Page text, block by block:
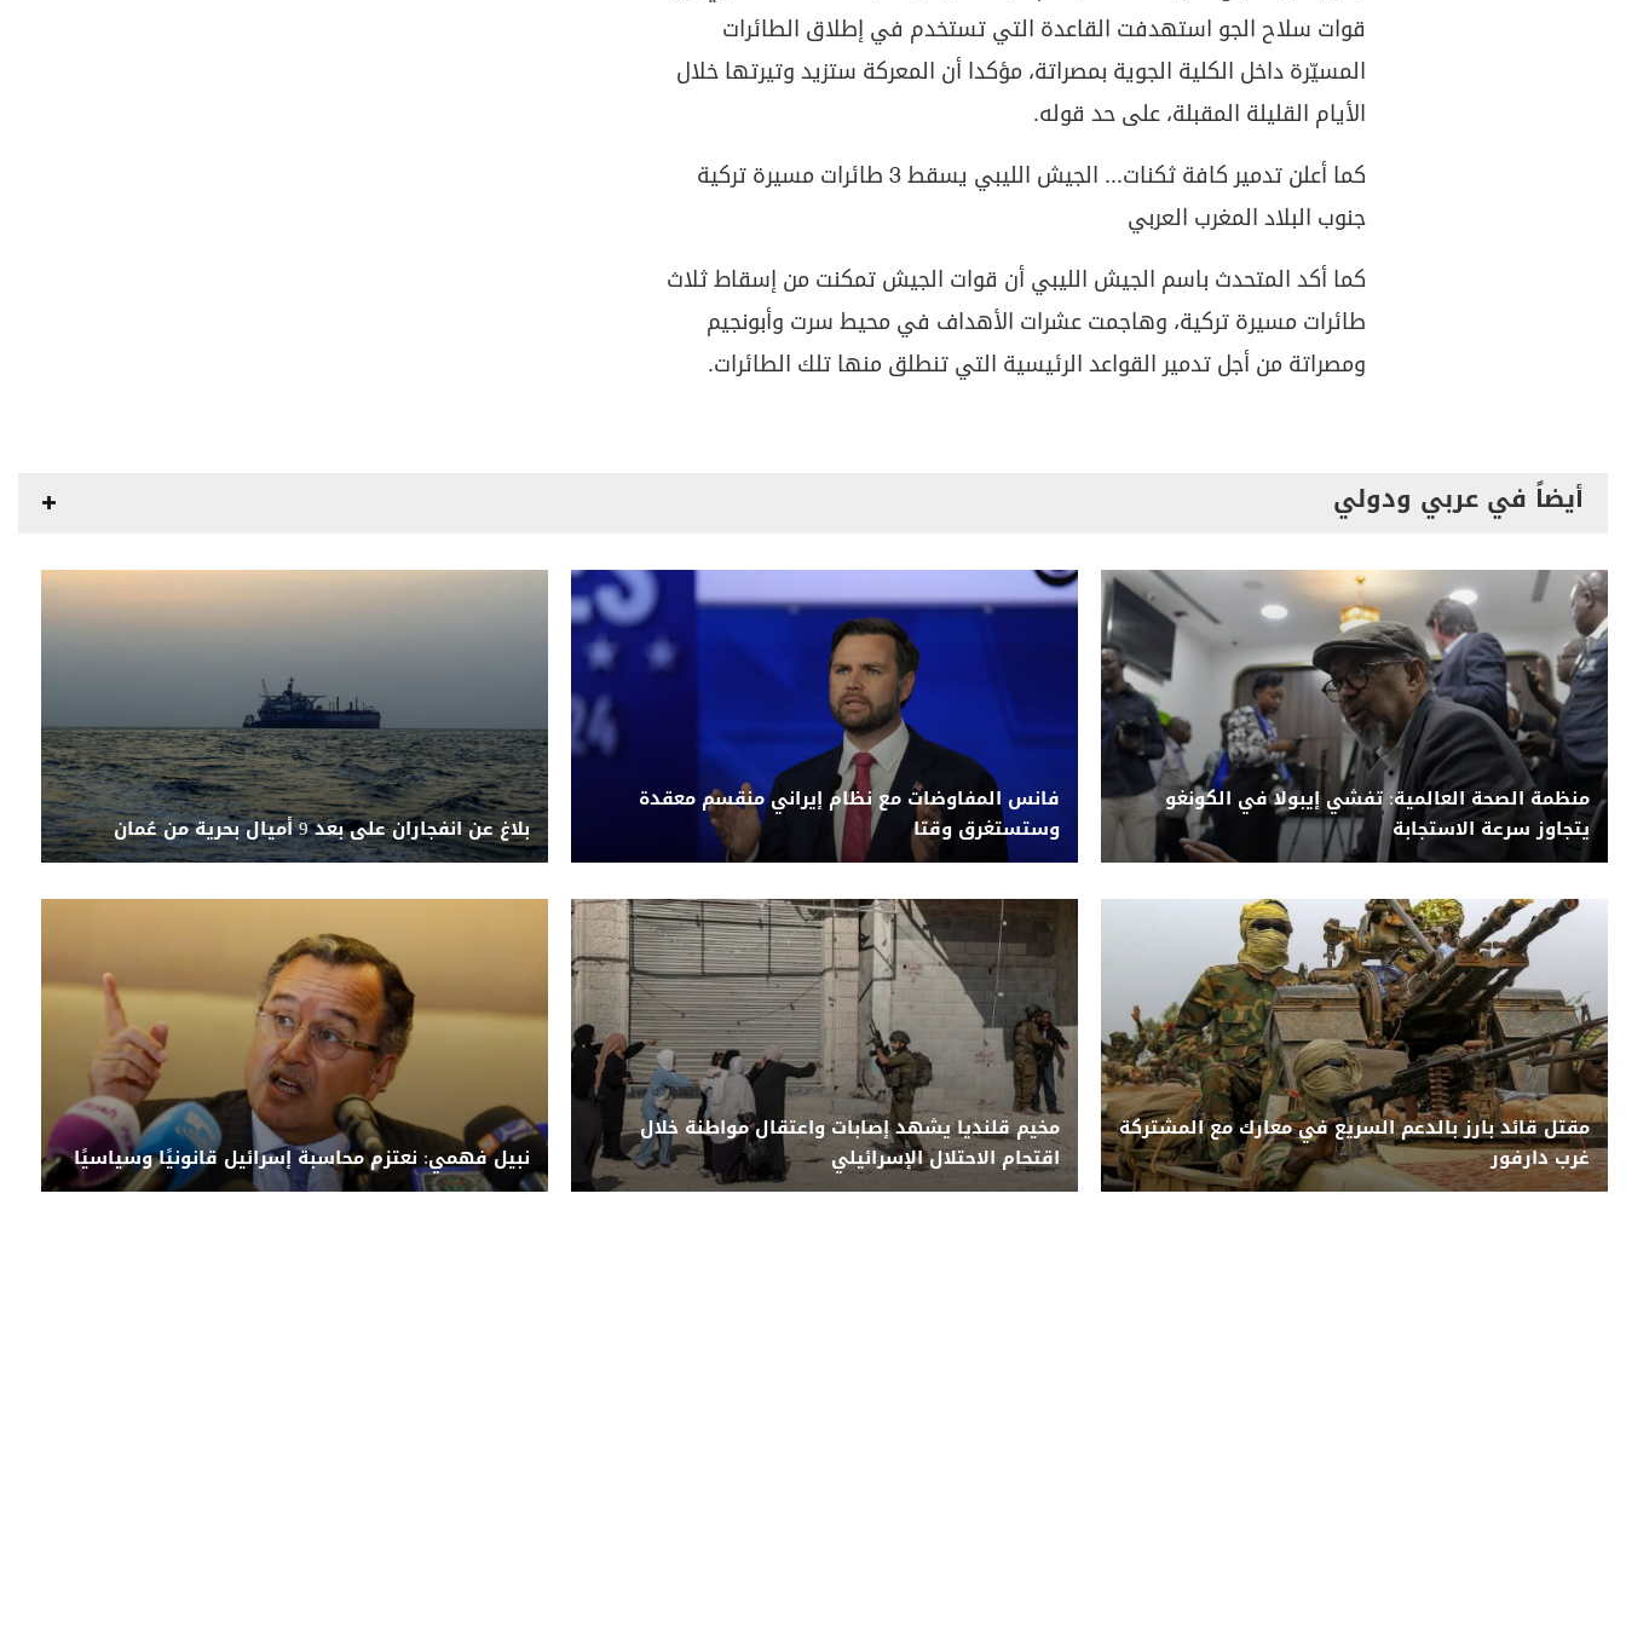
قوات سلاح الجو استهدفت القاعدة التي تستخدم في إطلاق الطائرات
المسيّرة داخل الكلية الجوية بمصراتة، مؤكدا أن المعركة ستزيد وتيرتها خلال
الأيام القليلة المقبلة، على حد قوله.
كما أعلن تدمير كافة ثكنات... الجيش الليبي يسقط 3 طائرات مسيرة تركية
جنوب البلاد المغرب العربي
كما أكد المتحدث باسم الجيش الليبي أن قوات الجيش تمكنت من إسقاط ثلاث
طائرات مسيرة تركية، وهاجمت عشرات الأهداف في محيط سرت وأبونجيم
ومصراتة من أجل تدمير القواعد الرئيسية التي تنطلق منها تلك الطائرات.
أيضاً في عربي ودولي
منظمة الصحة العالمية: تفشي إيبولا في الكونغو
يتجاوز سرعة الاستجابة
فانس المفاوضات مع نظام إيراني منقسم معقدة
وستستغرق وقتا
بلاغ عن انفجاران على بعد 9 أميال بحرية من عُمان
مقتل قائد بارز بالدعم السريع في معارك مع المشتركة
غرب دارفور
مخيم قلنديا يشهد إصابات واعتقال مواطنة خلال
اقتحام الاحتلال الإسرائيلي
نبيل فهمي: نعتزم محاسبة إسرائيل قانونيًا وسياسيًا